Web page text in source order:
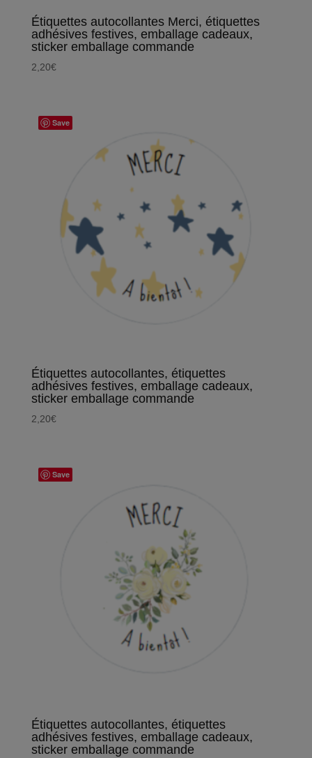
Étiquettes autocollantes Merci, étiquettes
adhésives festives, emballage cadeaux,
sticker emballage commande
2,20€
Save
Étiquettes autocollantes, étiquettes
adhésives festives, emballage cadeaux,
sticker emballage commande
2,20€
Save
Étiquettes autocollantes, étiquettes
adhésives festives, emballage cadeaux,
sticker emballage commande